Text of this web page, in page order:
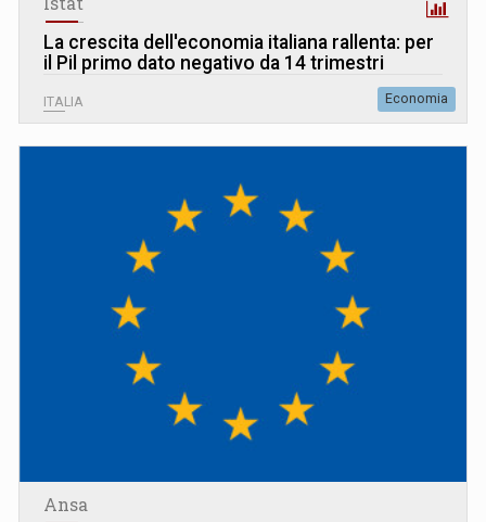
La crescita dell'economia italiana rallenta: per
il Pil primo dato negativo da 14 trimestri
ITALIA Economia
Ansa